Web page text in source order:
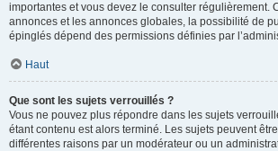
importantes et vous devez le consulter régulièrement.
annonces et les annonces globales, la possibilité de
épinglés dépend des permissions définies par
Haut
Que sont les sujets verrouillés ?
Vous ne pouvez plus répondre dans les sujets
étant contenu est alors terminé. Les sujets peuvent
différentes raisons par un modérateur ou un